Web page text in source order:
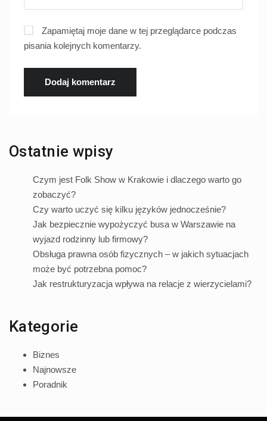
Zapamiętaj moje dane w tej przeglądarce podczas
pisania kolejnych komentarzy.
Ostatnie wpisy
Czym jest Folk Show w Krakowie i dlaczego warto go
zobaczyć?
Czy warto uczyć się kilku języków jednocześnie?
Jak bezpiecznie wypożyczyć busa w Warszawie na
wyjazd rodzinny lub firmowy?
Obsługa prawna osób fizycznych – w jakich sytuacjach
może być potrzebna pomoc?
Jak restrukturyzacja wpływa na relacje z wierzycielami?
Kategorie
Biznes
Najnowsze
Poradnik